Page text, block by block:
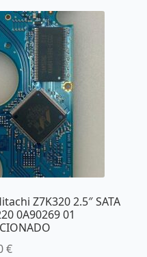
Z7K320 2.5″ SATA
0A90269 01
€